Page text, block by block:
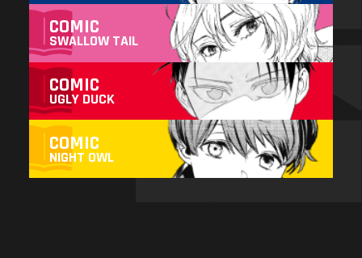
COMIC
SWALLOW TAIL
COMIC
UGLY DUCK
COMIC
NIGHT OWL